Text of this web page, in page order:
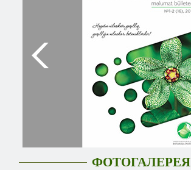
ФОТОГАЛЕРЕЯ